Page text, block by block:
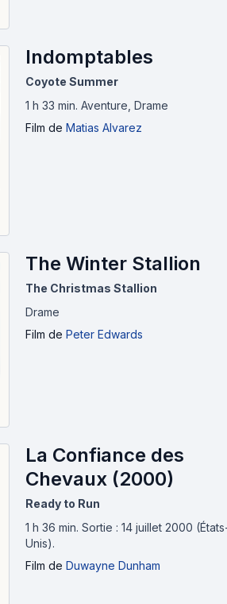
Indomptables
Coyote Summer
1 h 33 min. Aventure, Drame
Film de Matias Alvarez
The Winter Stallion
The Christmas Stallion
Drame
Film de Peter Edwards
La Confiance des
Chevaux (2000)
Ready to Run
1 h 36 min. Sortie : 14 juillet 2000
Unis).
Film de Duwayne Dunham